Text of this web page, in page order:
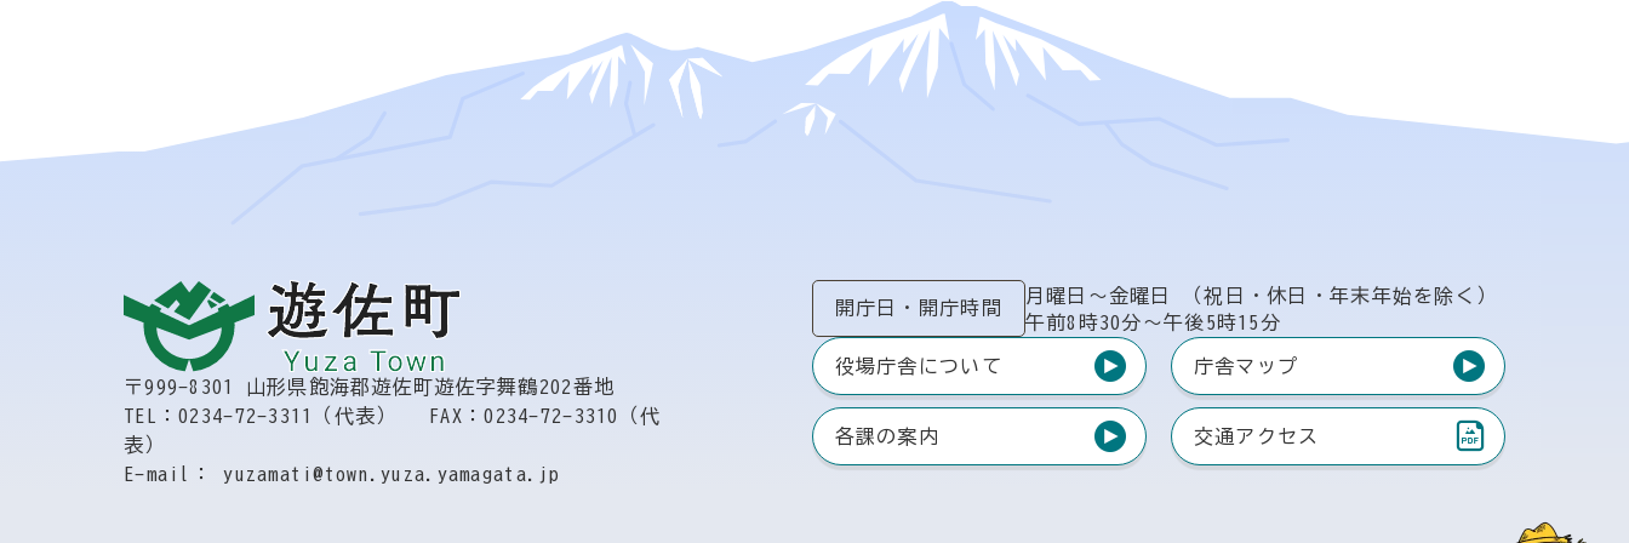
〒999-8301 山形県飽海郡遊佐町遊佐字舞鶴202番地
TEL：0234-72-3311（代表）
FAX：0234-72-3310（代
表）
E-mail： yuzamati@town.yuza.yamagata.jp
開庁日 ・ 開庁時間
月曜日〜金曜日
（祝日・休日・年末年始を除く）
午前8時30分〜午後5時15分
役場庁舎について 庁舎マップ
各課の案内 交通アクセス
（PDF）